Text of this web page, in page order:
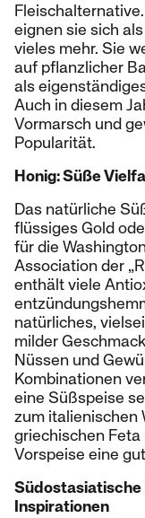
eignen sie sich
vieles mehr. Sie
auf pflanzlicher
als
Auch in diesem
Vormarsch und
Popularität.
Honig: Süße
Das natürliche
flüssiges Gold
für die
Association der
enthält viele
natürliches,
milder
Nüssen und
Kombinationen
eine Süßspeise
zum italienischen
griechischen
Vorspeise eine
Südostasiatische
Inspirationen